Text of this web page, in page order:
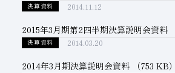
経営理念
事業紹介
マルチステークホルダー
決算資料
2015年3月期第2四半期決算説明会資料
2014.11.12
決算資料
2014年3月期決算説明会資料 （753 KB）
2014.03.20